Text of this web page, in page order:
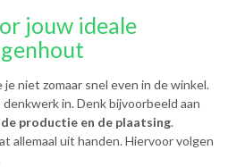
jouw ideale
niet zomaar snel even in de winkel.
in. Denk bijvoorbeeld aan
productie en de plaatsing.
allemaal uit handen. Hiervoor volgen